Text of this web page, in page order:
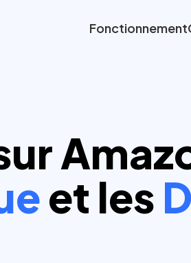
Fonctionnement
et les